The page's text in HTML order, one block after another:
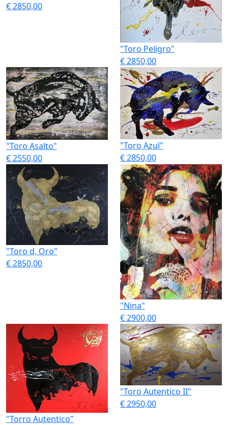
€ 2850,00
"Toro Peligro"
€ 2850,00
"Toro Asalto"
€ 2550,00
"Toro Azul"
€ 2850,00
"Toro d, Oro"
€ 2850,00
"Nina"
€ 2900,00
"Torro Autentico"
"Toro Autentico II"
€ 2950,00